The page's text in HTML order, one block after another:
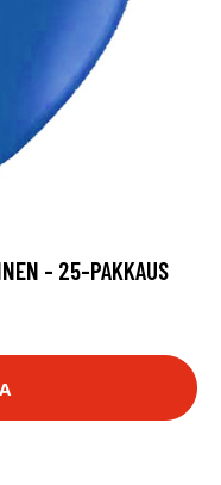
- 25-PAKKAUS